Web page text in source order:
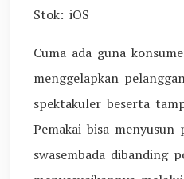
Stok: iOS
Cuma ada guna
menggelapkan
spektakuler beserta
Pemakai bisa
swasembada dibanding